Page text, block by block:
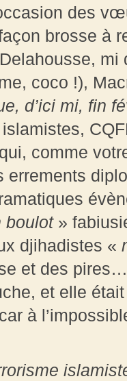
des
brosse à
coco !),
d’ici mi, fin
comme
errements
boulot»
djihadistes «
et des
et elle
à